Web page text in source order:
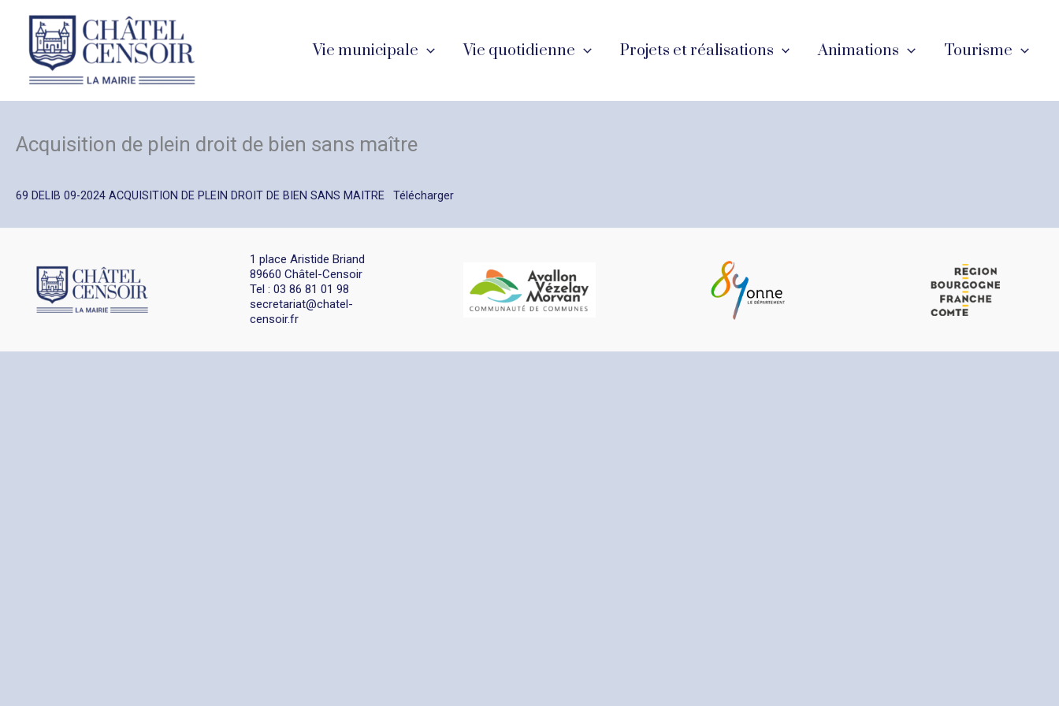
contenu
Vie municipale Vie quotidienne Projets et réalisations Animations Tourisme
Acquisition de plein droit de bien sans maître
69 DELIB 09-2024 ACQUISITION DE PLEIN DROIT DE BIEN SANS MAITRE Télécharger
1 place Aristide Briand
89660 Châtel-Censoir
Tel : 03 86 81 01 98
secretariat@chatel-
censoir.fr